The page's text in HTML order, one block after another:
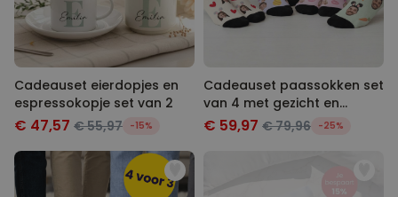
Cadeauset eierdopjes en
espressokopje set van 2
€ 47,57 € 55,97 -15%
Cadeauset paassokken set
van 4 met gezicht en
konijnenoren
€ 59,97 € 79,96 -25%